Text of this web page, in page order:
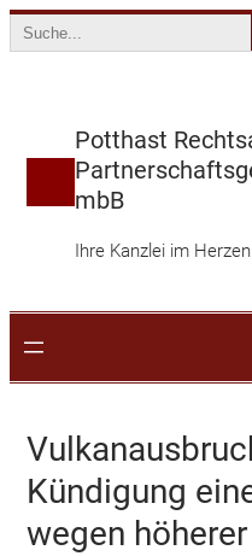
Search
Potthast
mbB
Ihre Kanzlei im
Kündigung
wegen